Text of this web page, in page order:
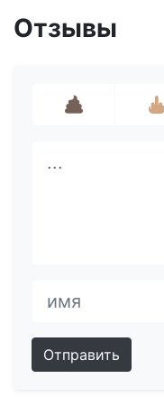
Отзывы
Отправить